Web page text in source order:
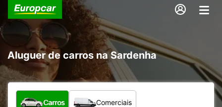
Aluguer de carros na Sardenha
Que tipo de veículo pretende?
Carros Comerciais